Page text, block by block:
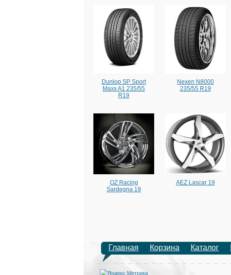
Dunlop SP Sport
Maxx A1 235/55
R19
Nexen N8000
235/55 R19
OZ Racing
Sardegna 19
AEZ Lascar 19
Главная Корзина Каталог